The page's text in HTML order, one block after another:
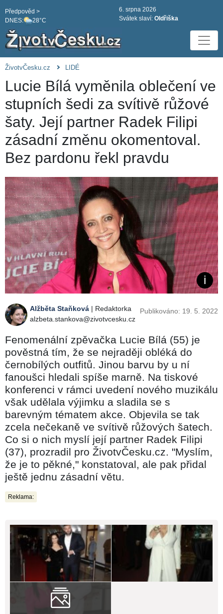
DNES: 28°C
Předpověd >
6. srpna 2026
Svátek slaví: Oldřiška
ŽivotvČesku.cz LIDÉ
Lucie Bílá vyměnila oblečení ve
stupních šedi za svítivě růžové
šaty. Její partner Radek Filipi
zásadní změnu okomentoval.
Bez pardonu řekl pravdu
Alžběta Staňková | Redaktorka
alzbeta.stankova@zivotvcesku.cz
Publikováno: 19. 5. 2022
Fenomenální zpěvačka Lucie Bílá (55) je
pověstná tím, že se nejraději obléká do
černobílých outfitů. Jinou barvu by u ní
fanoušci hledali spíše marně. Na tiskové
konferenci v rámci uvedení nového muzikálu
však udělala výjimku a sladila se s
barevným tématem akce. Objevila se tak
zcela nečekaně ve svítivě růžových šatech.
Co si o nich myslí její partner Radek Filipi
(37), prozradil pro ŽivotvČesku.cz. "Myslím,
že je to pěkné," konstatoval, ale pak přidal
ještě jednu zásadní větu.
Reklama: